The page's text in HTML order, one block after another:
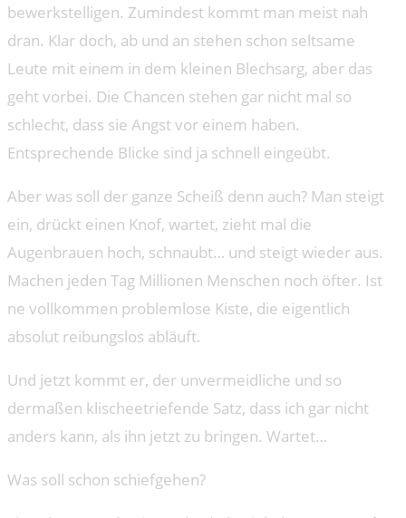
bewerkstelligen. Zumindest kommt man meist nah
dran. Klar doch, ab und an stehen schon seltsame
Leute mit einem in dem kleinen Blechsarg, aber das
geht vorbei. Die Chancen stehen gar nicht mal so
schlecht, dass sie Angst vor einem haben.
Entsprechende Blicke sind ja schnell eingeübt.
Aber was soll der ganze Scheiß denn auch? Man steigt
ein, drückt einen Knof, wartet, zieht mal die
Augenbrauen hoch, schnaubt… und steigt wieder aus.
Machen jeden Tag Millionen Menschen noch öfter. Ist
ne vollkommen problemlose Kiste, die eigentlich
absolut reibungslos abläuft.
Und jetzt kommt er, der unvermeidliche und so
dermaßen klischeetriefende Satz, dass ich gar nicht
anders kann, als ihn jetzt zu bringen. Wartet…
Was soll schon schiefgehen?